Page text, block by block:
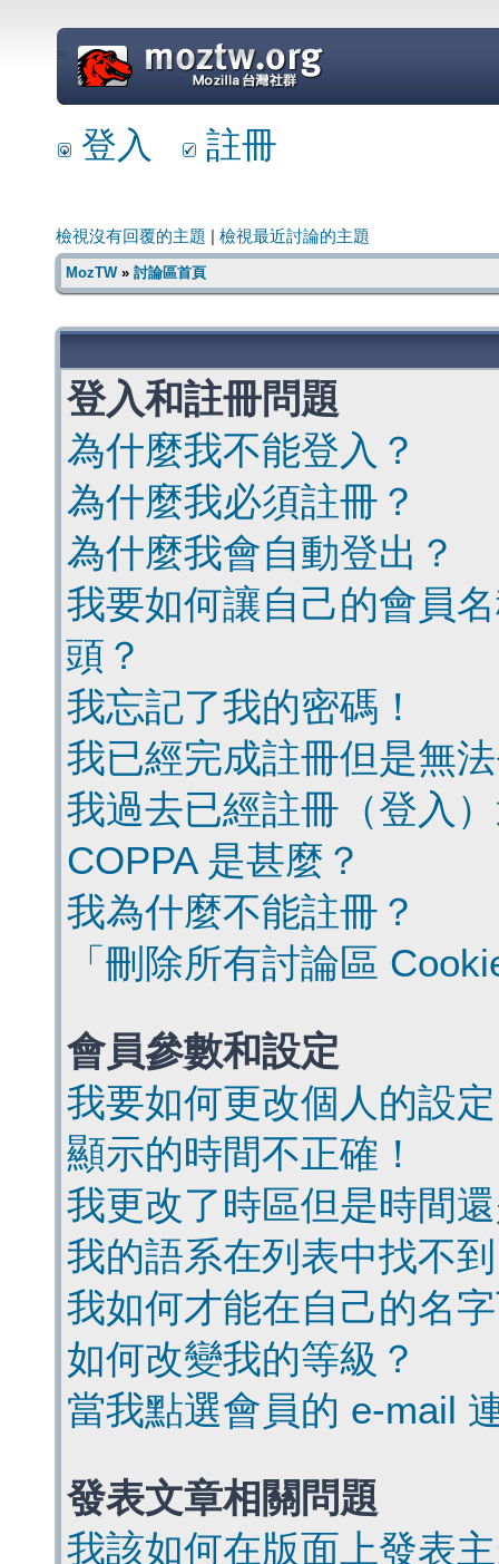
=
登入 註冊
檢視沒有回覆的主題 檢視最近討論的主題
MozTW» 討論區首頁
登入和註冊問題
為什麼我不能登入？
為什麼我必須註冊？
為什麼我會自動登出？
我要如何讓自己的會員
頭？
我忘記了我的密碼！
我已經完成註冊但是無
我過去已經註冊（登入
COPPA 是甚麼？
我為什麼不能註冊？
「刪除所有討論區
會員參數和設定
我要如何更改個人的設
顯示的時間不正確！
我更改了時區但是時間
我的語系在列表中找不
我如何才能在自己的名
如何改變我的等級？
當我點選會員的 e-mail
發表文章相關問題
我該如何在版面上發表